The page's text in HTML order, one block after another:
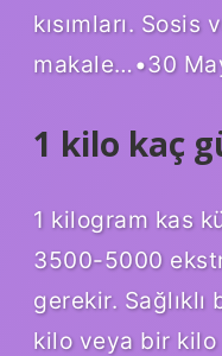
kısımları.
makale…•30
1 kilo kaç
1 kilogram kas
3500-5000
gerekir.
kilo veya bir